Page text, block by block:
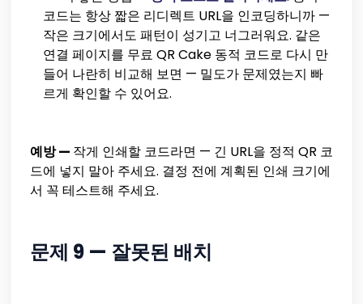
코드는 항상 짧은 리디렉트 URL을 인코딩하니까 —
작은 크기에서도 패턴이 성기고 너그러워요. 같은
연결 페이지를 무료 QR Cake 동적 코드로 다시 만
들어 나란히 비교해 보면 — 밀도가 문제였는지 빠
르게 확인할 수 있어요.
예방 — 작게 인쇄할 코드라면 — 긴 URL을 정적 QR 코
드에 넣지 말아 주세요. 결정 전에 계획된 인쇄 크기에
서 꼭 테스트해 주세요.
문제 9 — 잘못된 배치